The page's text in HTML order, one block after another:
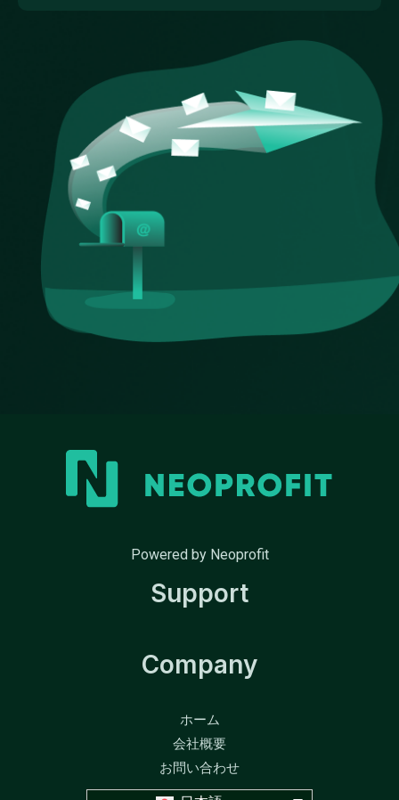
Powered by Neoprofit
Support
Company
ホーム
会社概要
お問い合わせ